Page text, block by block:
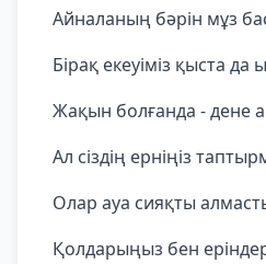
Айналаның бәрін мұз
Бірақ екеуіміз қыста да
Жақын болғанда - дене
Ал сіздің ерніңіз
Олар ауа сияқты
Қолдарыңыз бен